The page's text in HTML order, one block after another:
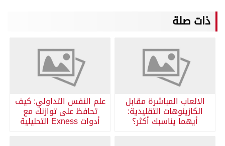
ذات صلة
الالعاب المباشرة مقابل
الكازينوهات التقليدية:
أيهما يناسبك أكثر؟
علم النفس التداولي: كيف
تحافظ على توازنك مع
أدوات Exness التحليلية